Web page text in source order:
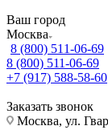
Ваш город
Москва
8 (800) 511-06-69
8 (800) 511-06-69
+7 (917) 588-58-60
Заказать звонок
Москва, ул.